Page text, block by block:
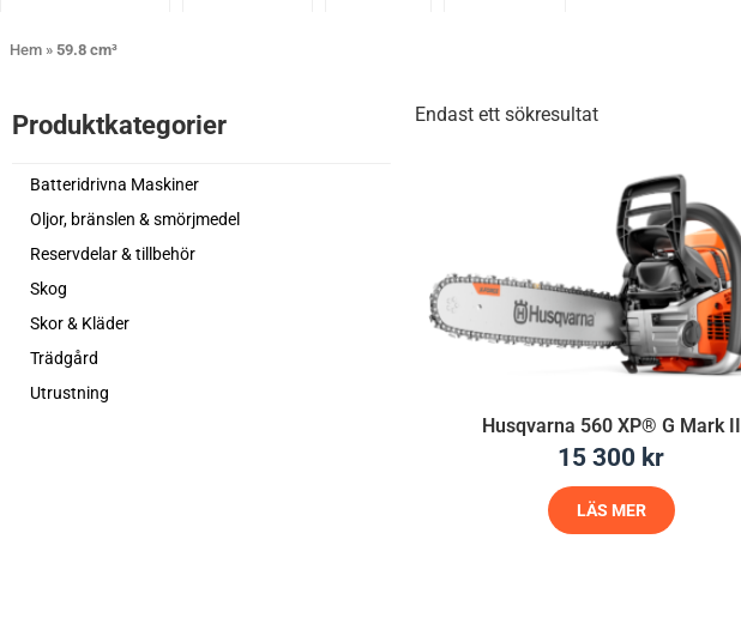
Hem » 59.8 cm³
Produktkategorier​
Batteridrivna Maskiner
Oljor, bränslen & smörjmedel
Reservdelar & tillbehör
Skog
Skor & Kläder
Trädgård
Utrustning
Endast ett sökresultat
Husqvarna 560 XP® G Mark II
15 300 kr
LÄS MER